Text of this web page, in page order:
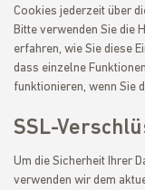
Cookies jederzeit über
Bitte verwenden Sie die
erfahren, wie Sie diese
dass einzelne
funktionieren, wenn Sie
SSL-
Um die Sicherheit Ihrer
verwenden wir dem